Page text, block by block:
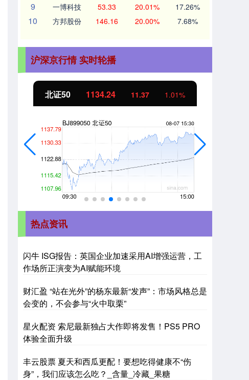
9 一博科技 53.33 20.01% 17.26%
10 方邦股份 146.16 20.00% 7.68%
沪深京行情 实时轮播
北证50 1134.24 11.37 1.01%
热点资讯
闪牛 ISG报告：英国企业加速采用AI增强运营，工
作场所正演变为AI赋能环境
财汇盈 “站在光外”的杨东最新“发声”：市场风格总是
会变的，不会参与“火中取栗”
星火配资 索尼最新独占大作即将发售！PS5 PRO
体验全面升级
丰云股票 夏天和西瓜更配！要想吃得健康不“伤
身”，我们应该怎么吃？_含量_冷藏_果糖